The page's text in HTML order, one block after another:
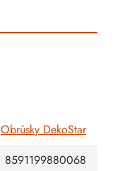
Obrúsky DekoStar
8591199880068